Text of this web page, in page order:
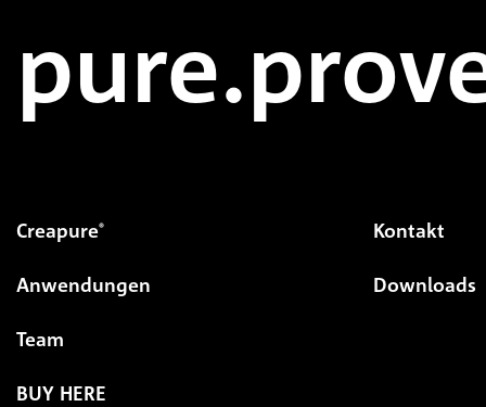
Creapure®
Anwendungen
Team
BUY HERE
Kontakt
Downloads